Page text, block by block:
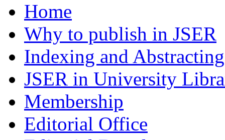
Home
Why to publish in JSER
Indexing and Abstracting
JSER in University
Membership
Editorial Office